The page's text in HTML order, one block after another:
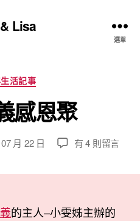
Lisa
選單
分
類
活記事
感恩聚
月 22 日
在
感
有 4 則留言
的主人–小雯姊主辦的